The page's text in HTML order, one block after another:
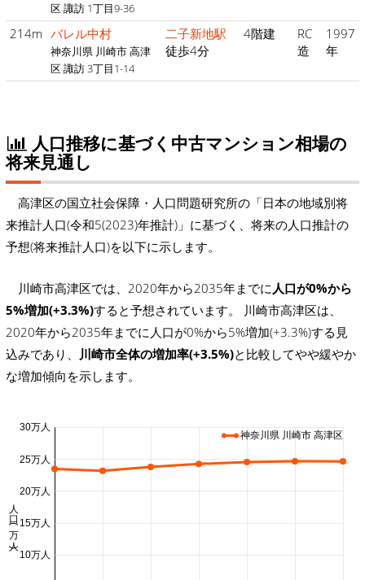
区 諏訪 1丁目9-36
214m バレル中村
神奈川県 川崎市 高津
区 諏訪 3丁目1-14
二子新地駅
徒歩4分
4階建
RC
造
1997
年
人口推移に基づく中古マンション相場の
将来見通し
高津区の国立社会保障・人口問題研究所の「日本の地域別将
来推計人口(令和5(2023)年推計)」に基づく、将来の人口推計の
予想(将来推計人口)を以下に示します。
川崎市高津区では、2020年から2035年までに 人口が0%から
5%増加(+3.3%)すると予想されています。 川崎市高津区は、
2020年から2035年までに人口が0%から5%増加(+3.3%)する見
込みであり、
川崎市全体の増加率(+3.5%)と比較してやや緩やか
な増加傾向を示します。
10万人
15万人
20万人
25万人
30万人
人口 (万人)
神奈川県 川崎市 高津区